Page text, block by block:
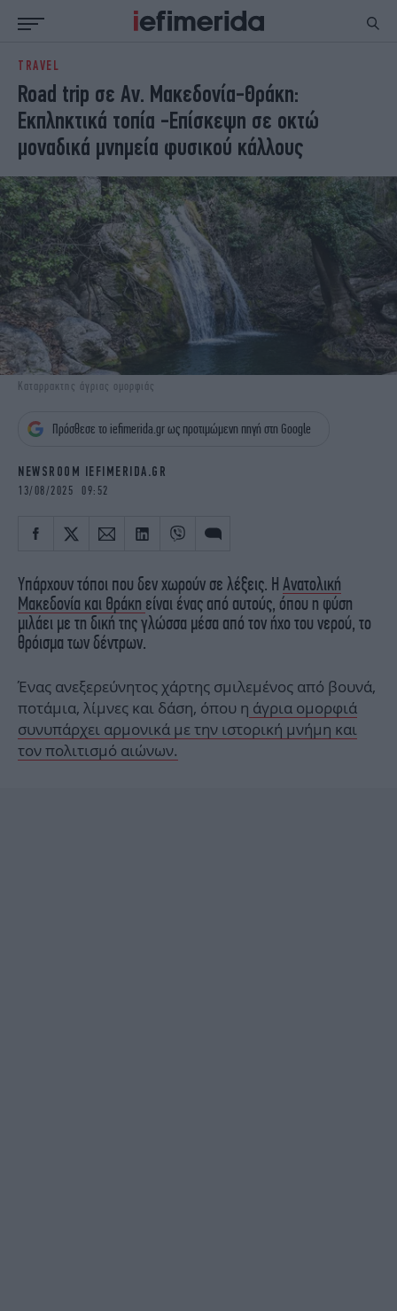
ΕΙΔΗΣΕΙΣ
NON PAPER
ΕΛΛΑΔΑ
ΟΙΚΟΝΟΜΙΑ
ΚΟΣΜΟΣ
ΠΟΛΙΤΙΣΜΟΣ
ΠΑΝΕΛΛΗΝΙΕΣ
ΖΩΗ
ΣΠΟΡ
ΓΥΝΑΙΚΑ
ENGLISH EDITION
ΠΟΛΗ
STORIES
ΕΚΛΟΓΕΣ
TRAVEL
ΤΕΧΝΟΛΟΓΙΑ
ΥΓΕΙΑ
DESIGN
ΟΛΥΜΠΙΑΚΟΙ ΑΓΩΝΕΣ
EURO
GREEN
PODCAST
iOPINIONS
OSCARS
THE OCEAN
TRAVEL
Road trip σε Αν. Μακεδονία-Θράκη:
Εκπληκτικά τοπία -Επίσκεψη σε οκτώ
μοναδικά μνημεία φυσικού κάλλους
Καταρρακτης άγριας ομορφιάς
Πρόσθεσε το iefimerida.gr ως προτιμώμενη πηγή στη Google
NEWSROOM IEFIMERIDA.GR
13/08/2025 09:52
Υπάρχουν τόποι που δεν χωρούν σε λέξεις. Η Ανατολική
Μακεδονία και Θράκη είναι ένας από αυτούς, όπου η φύση
μιλάει με τη δική της γλώσσα μέσα από τον ήχο του νερού, το
θρόισμα των δέντρων.
Ένας ανεξερεύνητος χάρτης σμιλεμένος από βουνά,
ποτάμια, λίμνες και δάση, όπου η άγρια ομορφιά
συνυπάρχει αρμονικά με την ιστορική μνήμη και
τον πολιτισμό αιώνων.